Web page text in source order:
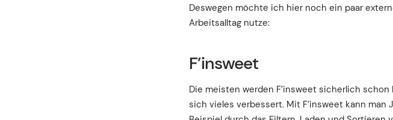
Deswegen möchte ich hier noch ein paar
Arbeitsalltag nutze:
F’insweet
Die meisten werden F’insweet sicherlich
sich vieles verbessert. Mit F’insweet kann